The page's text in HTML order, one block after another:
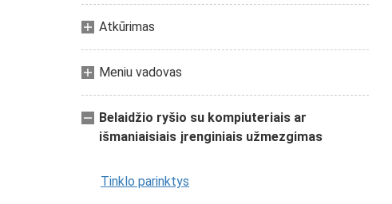
Atkūrimas
Meniu vadovas
Belaidžio ryšio su kompiuteriais ar
išmaniaisiais įrenginiais užmezgimas
Tinklo parinktys